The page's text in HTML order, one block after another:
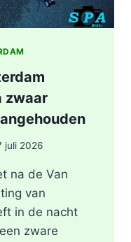
zwaar
juli 2026
na de Van
van
in de nacht
zware